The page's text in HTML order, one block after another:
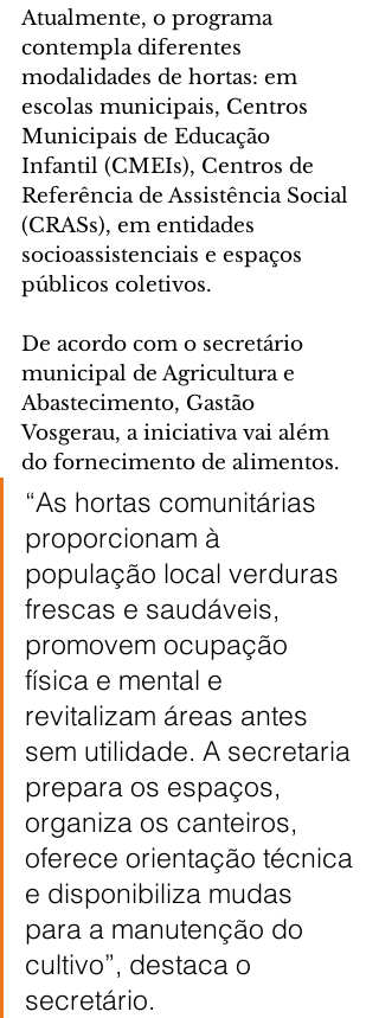
Atualmente, o programa
contempla diferentes
modalidades de hortas: em
escolas municipais, Centros
Municipais de Educação
Infantil (CMEIs), Centros de
Referência de Assistência Social
(CRASs), em entidades
socioassistenciais e espaços
públicos coletivos.
De acordo com o secretário
municipal de Agricultura e
Abastecimento, Gastão
Vosgerau, a iniciativa vai além
do fornecimento de alimentos.
“As hortas comunitárias
proporcionam à
população local verduras
frescas e saudáveis,
promovem ocupação
física e mental e
revitalizam áreas antes
sem utilidade. A secretaria
prepara os espaços,
organiza os canteiros,
oferece orientação técnica
e disponibiliza mudas
para a manutenção do
cultivo”, destaca o
secretário.